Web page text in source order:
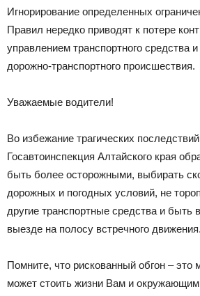
Игнорирование определенных
Правил нередко приводят к потере
управлением транспортного средства
дорожно-транспортного происшествия.
Уважаемые водители!
Во избежание трагических
Госавтоинспекция Алтайского края
быть более осторожными, выбирать
дорожных и погодных условий, не
другие транспортные средства и быть
выезде на полосу встречного движения.
Помните, что рискованный обгон – это
может стоить жизни Вам и